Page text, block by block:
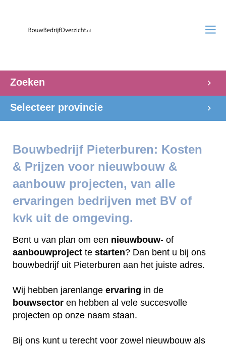
Zoeken
Selecteer provincie
Bouwbedrijf Pieterburen: Kosten
& Prijzen voor nieuwbouw &
aanbouw projecten, van alle
ervaringen bedrijven met BV of
kvk uit de omgeving.
Bent u van plan om een nieuwbouw- of
aanbouwproject te starten? Dan bent u bij ons
bouwbedrijf uit Pieterburen aan het juiste adres.
Wij hebben jarenlange ervaring in de
bouwsector en hebben al vele succesvolle
projecten op onze naam staan.
Bij ons kunt u terecht voor zowel nieuwbouw als